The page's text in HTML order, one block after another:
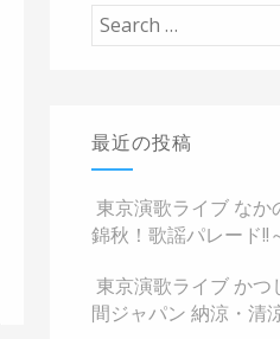
最近の投稿
東京演歌ライブ な
錦秋！歌謡パレード!!
東京演歌ライブ かつ
間ジャパン 納涼・清